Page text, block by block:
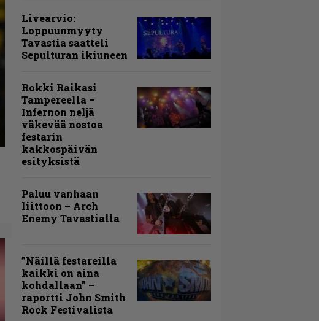
Livearvio:
Loppuunmyyty
Tavastia saatteli
Sepulturan ikiuneen
Rokki Raikasi
Tampereella –
Infernon neljä
väkevää nostoa
festarin
kakkospäivän
esityksistä
Paluu vanhaan
liittoon – Arch
Enemy Tavastialla
”Näillä festareilla
kaikki on aina
kohdallaan” –
raportti John Smith
Rock Festivalista